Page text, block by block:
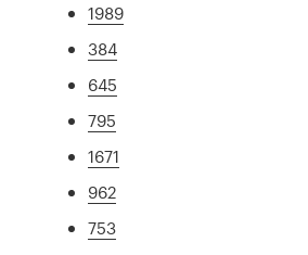
1989
384
645
795
1671
962
753